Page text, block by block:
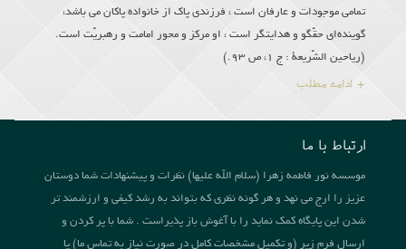
تمامى موجودات و عارفان است ، فرزندى پاك از خانواده پاكان مى باشد،
گوینده‌اى حقّگو و هدایتگر است ، او مركز و محور امامت و رهبریّت است.
(ریاحین الشّریعة : ج 1، ص 93.)
+ ادامه مطلب
ارتباط با ما
موسسه نور فاطمه زهرا (سلام الله علیها) نظرات و پیشنهادات شما دوستان
عزیز را ارج می نهد و هر گونه نظری که بتواند به رشد کیفی و ارزشمند تر
شدن این پایگاه کمک نماید را با آغوش باز پذیراست . شما با پر کردن و
ارسال فرم زیر (و تکمیل مشخصات کامل در صورت نیاز به تماس ما) یا